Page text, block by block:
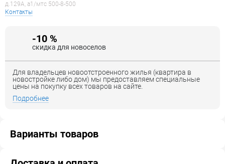
д.129А, a1/мтс 500-8-500
Контакты
-10 %
скидка для новоселов
Для владельцев новоотстроенного жилья (квартира в
новостройке либо дом) мы предоставляем специальные
цены на покупку всех товаров на сайте.
Подробнее
Варианты товаров